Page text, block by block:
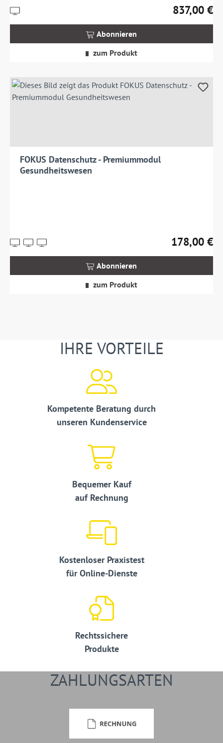
Regulärer
837,00 €
Preise
Abonnieren
zum Produkt
FOKUS Datenschutz - Premiummodul
Gesundheitswesen
Regulärer
178,00 €
Preise
Abonnieren
zum Produkt
IHRE VORTEILE
Kompetente Beratung durch
unseren Kundenservice
Bequemer Kauf
auf Rechnung
Kostenloser Praxistest
für Online-Dienste
Rechtssichere
Produkte
ZAHLUNGSARTEN